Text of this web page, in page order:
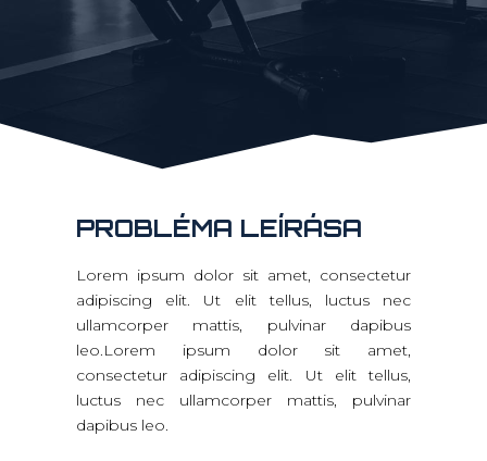
PROBLÉMA LEÍRÁSA
Lorem ipsum dolor sit amet, consectetur
adipiscing elit. Ut elit tellus, luctus nec
ullamcorper mattis, pulvinar dapibus
leo.Lorem ipsum dolor sit amet,
consectetur adipiscing elit. Ut elit tellus,
luctus nec ullamcorper mattis, pulvinar
dapibus leo.